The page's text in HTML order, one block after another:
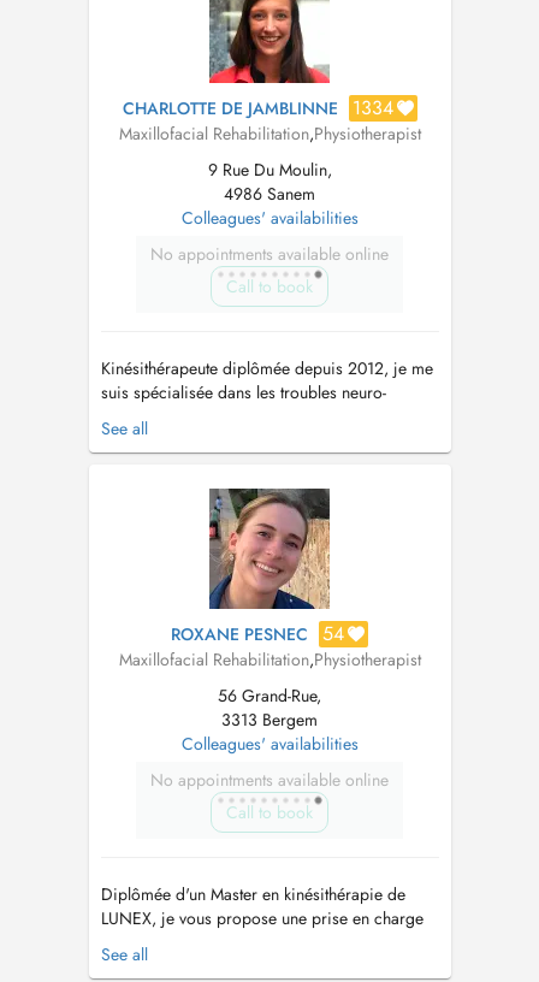
CHARLOTTE DE JAMBLINNE 1334
Maxillofacial Rehabilitation,Physiotherapist
9 Rue Du Moulin,
4986 Sanem
Colleagues' availabilities
No appointments available online
Call to book
Kinésithérapeute diplômée depuis 2012, je me
suis spécialisée dans les troubles neuro-
musculo-squelettiques et le drainage
lymphatique, lendermologie et le drainage
complémentaires (trigger points, thérapie
manuelle, rééducation de l'articulation temp...
See all
ROXANE PESNEC 54
Maxillofacial Rehabilitation,Physiotherapist
56 Grand-Rue,
3313 Bergem
Colleagues' availabilities
No appointments available online
Call to book
Diplômée d'un Master en kinésithérapie de
LUNEX, je vous propose une prise en charge
individualisée fondée sur l'écoute, et
l'adaptation du traitement à vos besoins
See all